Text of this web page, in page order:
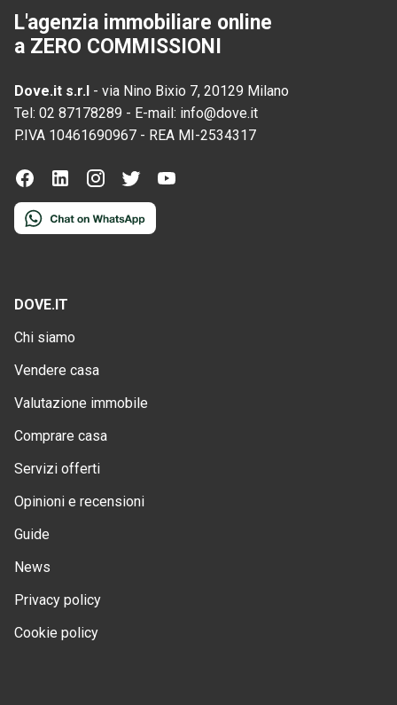
L'agenzia immobiliare online
a ZERO COMMISSIONI
Dove.it s.r.l - via Nino Bixio 7, 20129 Milano
Tel: 02 87178289 - E-mail: info@dove.it
P.IVA 10461690967 - REA MI-2534317
DOVE.IT
Chi siamo
Vendere casa
Valutazione immobile
Comprare casa
Servizi offerti
Opinioni e recensioni
Guide
News
Privacy policy
Cookie policy